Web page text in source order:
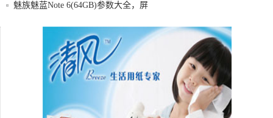
机底层
魅族魅蓝Note 6(64GB)参数大全，屏
现在有哪些手机品牌自带VR设备？